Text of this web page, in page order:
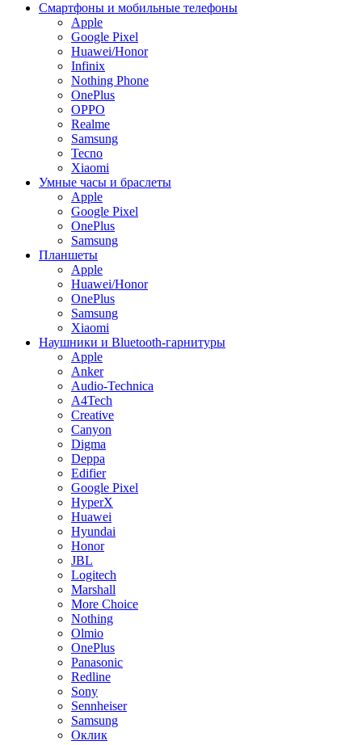
Смартфоны и мобильные телефоны
Apple
Google Pixel
Huawei/Honor
Infinix
Nothing Phone
OnePlus
OPPO
Realme
Samsung
Tecno
Xiaomi
Умные часы и браслеты
Apple
Google Pixel
OnePlus
Samsung
Планшеты
Apple
Huawei/Honor
OnePlus
Samsung
Xiaomi
Наушники и Bluetooth-гарнитуры
Apple
Anker
Audio-Technica
A4Tech
Creative
Canyon
Digma
Deppa
Edifier
Google Pixel
HyperX
Huawei
Hyundai
Honor
JBL
Logitech
Marshall
More Choice
Nothing
Olmio
OnePlus
Panasonic
Redline
Sony
Sennheiser
Samsung
Оклик